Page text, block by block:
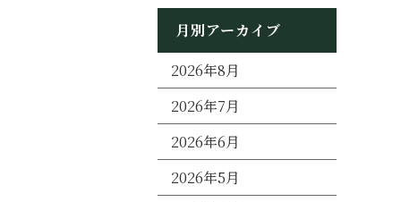
月別アーカイブ
2026年8月
2026年7月
2026年6月
2026年5月